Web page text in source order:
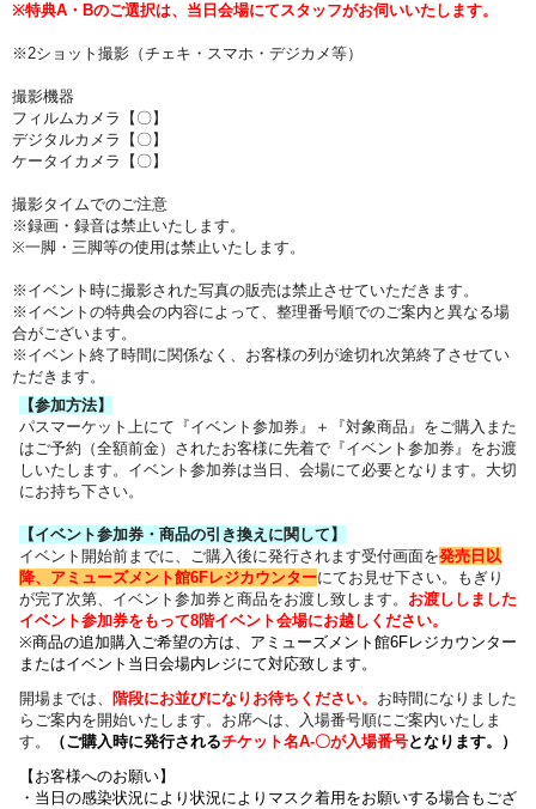
※特典A・Bのご選択は、当日会場にてスタッフがお伺いいたします。
※2ショット撮影（チェキ・スマホ・デジカメ等）
撮影機器
フィルムカメラ【〇】
デジタルカメラ【〇】
ケータイカメラ【〇】
撮影タイムでのご注意
※録画・録音は禁止いたします。
※一脚・三脚等の使用は禁止いたします。
※イベント時に撮影された写真の販売は禁止させていただきます。
※イベントの特典会の内容によって、整理番号順でのご案内と異なる場
合がございます。
※イベント終了時間に関係なく、お客様の列が途切れ次第終了させてい
ただきます。
【参加方法】
パスマーケット上にて『イベント参加券』＋『対象商品』をご購入また
はご予約（全額前金）されたお客様に先着で『イベント参加券』をお渡
しいたします。イベント参加券は当日、会場にて必要となります。大切
にお持ち下さい。
【イベント参加券・商品の引き換えに関して】
イベント開始前までに、ご購入後に発行されます受付画面を発売日以
降、アミューズメント館6Fレジカウンターにてお見せ下さい。もぎり
が完了次第、イベント参加券と商品をお渡し致します。 お渡ししました
イベント参加券をもって8階イベント会場にお越しください。
※商品の追加購入ご希望の方は、 アミューズメント館6Fレジカウンター
またはイベント当日会場内レジにて対応致します。
開場までは、
階段にお並びになりお待ちください。 お時間になりました
らご案内を開始いたします。お席へは、入場番号順にご案内いたしま
す。
（ご購入時に発行されるチケット名A-〇が入場番号となります。）
【お客様へのお願い】
・ 当日の感染状況により 状況によりマスク着用をお願いする場合もござ